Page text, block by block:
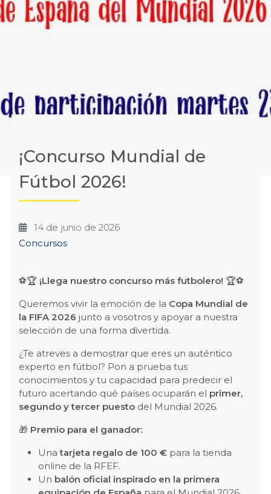
¡Concurso Mundial de
Fútbol 2026!
14 de junio de 2026
Categories
Concursos
⚽🏆 ¡Llega nuestro concurso más futbolero! 🏆⚽
Queremos vivir la emoción de la Copa Mundial de
la FIFA 2026 junto a vosotros y apoyar a nuestra
selección de una forma divertida.
¿Te atreves a demostrar que eres un auténtico
experto en fútbol? Pon a prueba tus
conocimientos y tu capacidad para predecir el
futuro acertando qué países ocuparán el primer,
segundo y tercer puestodel Mundial 2026.
🎁 Premio para el ganador:
Unatarjeta regalo de 100 €para la tienda
online de la RFEF.
Un balón oficial inspirado en la primera